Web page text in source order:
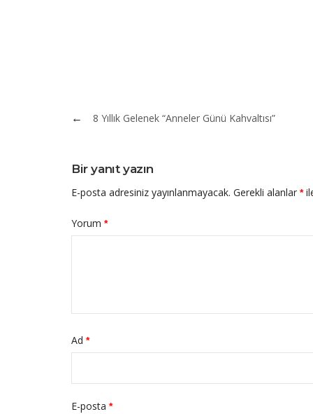
Yazı8 Yıllık Gelenek “Anneler Günü Kahvaltısı”
Bir yanıt yazın
E-posta adresiniz yayınlanmayacak. Gerekli alanlar *
Yorum *
Ad *
E-posta *